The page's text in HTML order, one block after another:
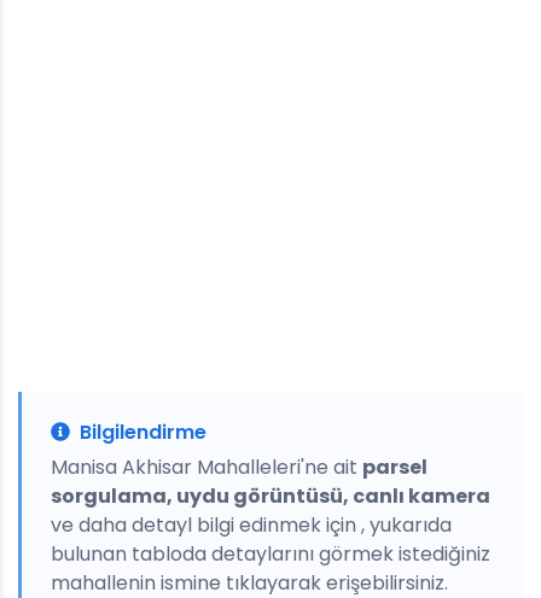
Bilgilendirme
Manisa Akhisar Mahalleleri'ne ait parsel
sorgulama, uydu görüntüsü, canlı kamera
ve daha detayl bilgi edinmek için , yukarıda
bulunan tabloda detaylarını görmek istediğiniz
mahallenin ismine tıklayarak erişebilirsiniz.